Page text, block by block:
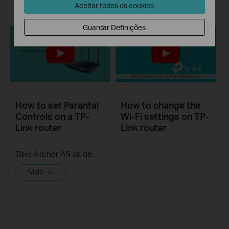
How to set Parental
Controls on a TP-
Link router
Mais
How to change the
Wi-Fi settings on TP-
Link router
Aceitar todos os cookies
Guardar Definições